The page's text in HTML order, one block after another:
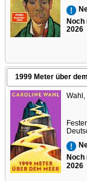
2026
1999 Meter über
2026